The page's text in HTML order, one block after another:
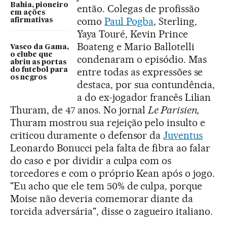
Bahia, pioneiro
em ações
afirmativas
Vasco da Gama,
o clube que
abriu as portas
do futebol para
os negros
então. Colegas de profissão
como Paul Pogba, Sterling,
Yaya Touré, Kevin Prince
Boateng e Mario Ballotelli
condenaram o episódio. Mas
entre todas as expressões se
destaca, por sua contundência,
a do ex-jogador francês Lilian
Thuram, de 47 anos. No jornal Le Parisien,
Thuram mostrou sua rejeição pelo insulto e
criticou duramente o defensor daJuventus
Leonardo Bonucci pela falta de fibra ao falar
do caso e por dividir a culpa com os
torcedores e com o próprio Kean após o jogo.
"Eu acho que ele tem 50% de culpa, porque
Moise não deveria comemorar diante da
torcida adversária", disse o zagueiro italiano.